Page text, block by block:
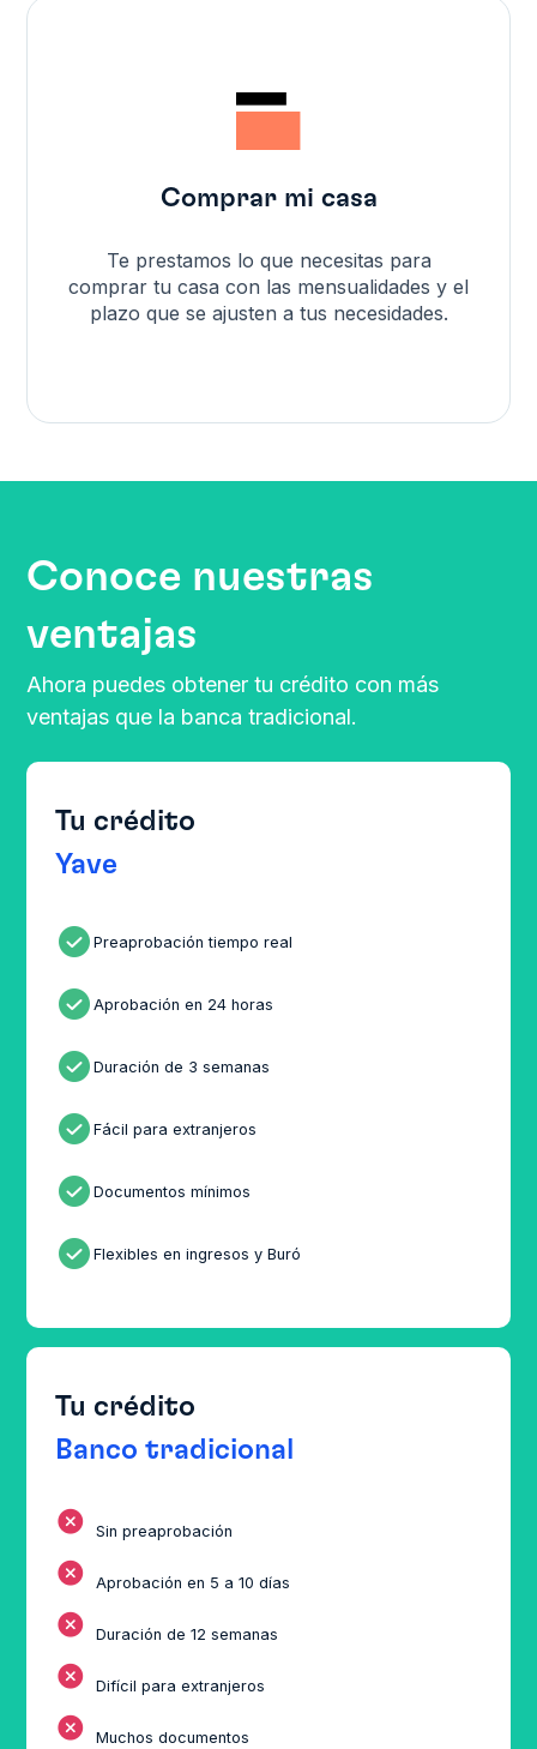
Comprar mi casa
Te prestamos lo que necesitas para
comprar tu casa con las mensualidades y el
plazo que se ajusten a tus necesidades.
Conoce nuestras
ventajas
Ahora puedes obtener tu crédito con más
ventajas que la banca tradicional.
Tu crédito
Yave
ﭬPreaprobación tiempo real
ﭬAprobación en 24 horas
ﭬDuración de 3 semanas
ﭬFácil para extranjeros
ﭬDocumentos mínimos
ﭬFlexibles en ingresos y Buró
Tu crédito
Banco tradicional
ﹰ Sin preaprobación
ﹰ Aprobación en 5 a 10 días
ﹰ Duración de 12 semanas
ﹰ Difícil para extranjeros
ﹰ Muchos documentos